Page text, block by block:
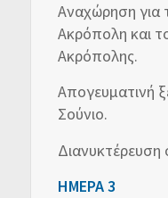
Αναχώρηση για
Ακρόπολη και
Ακρόπολης.
Απογευματινή
Σούνιο.
ΗΜΕΡΑ 3